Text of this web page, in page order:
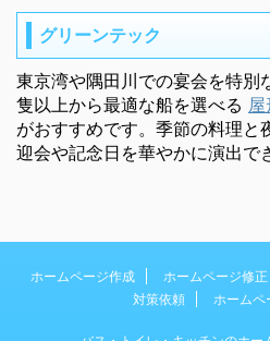
グリーンテック
東京湾や隅田川での宴会を特別
隻以上から最適な船を選べる
がおすすめです。季節の料理と
迎会や記念日を華やかに演出で
ホームページ作成 ホームページ修正
対策依頼
ホームペ